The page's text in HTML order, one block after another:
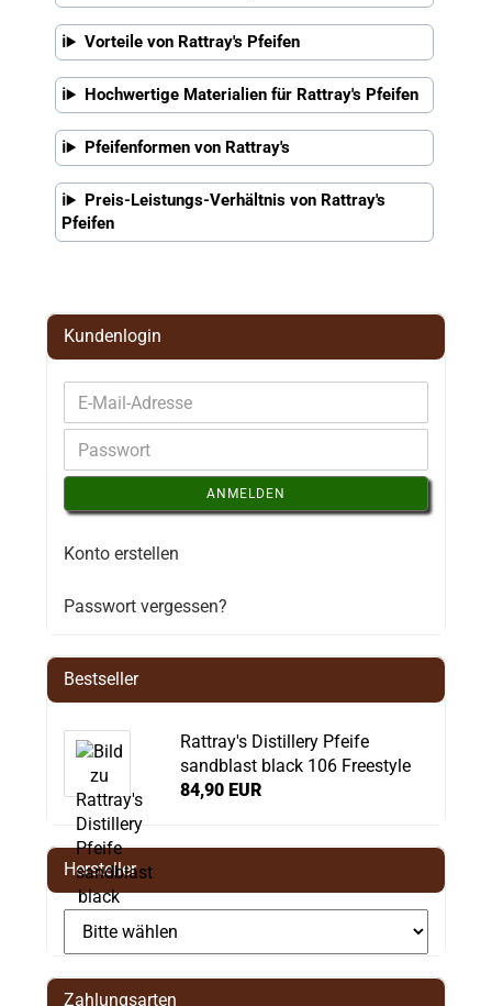
Vorteile von Rattray's Pfeifen
Hochwertige Materialien für Rattray's Pfeifen
Pfeifenformen von Rattray's
Preis-Leistungs-Verhältnis von Rattray's
Pfeifen
Kundenlogin
ANMELDEN
Konto erstellen
Passwort vergessen?
Bestseller
Rattray's Distillery Pfeife
sandblast black 106 Freestyle
84,90 EUR
Hersteller
Zahlungsarten